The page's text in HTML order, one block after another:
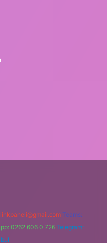
Teams:
0262 606 0 726 Telegram: